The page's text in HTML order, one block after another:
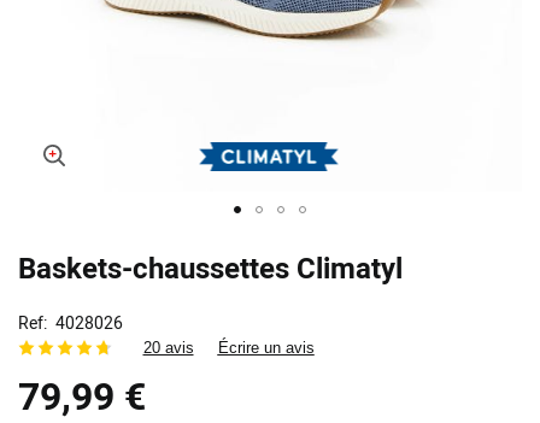
to
the
beginning
of
the
images
gallery
Baskets-chaussettes Climatyl
Ref 4028026
20 avis Écrire un avis
79,99 €